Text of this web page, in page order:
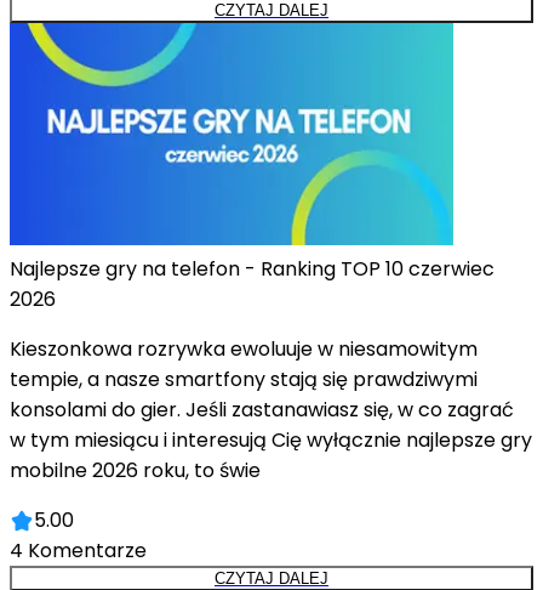
CZYTAJ DALEJ
Najlepsze gry na telefon - Ranking TOP 10 czerwiec
2026
Kieszonkowa rozrywka ewoluuje w niesamowitym
tempie, a nasze smartfony stają się prawdziwymi
konsolami do gier. Jeśli zastanawiasz się, w co zagrać
w tym miesiącu i interesują Cię wyłącznie najlepsze gry
mobilne 2026 roku, to świe
5.00
4 Komentarze
CZYTAJ DALEJ